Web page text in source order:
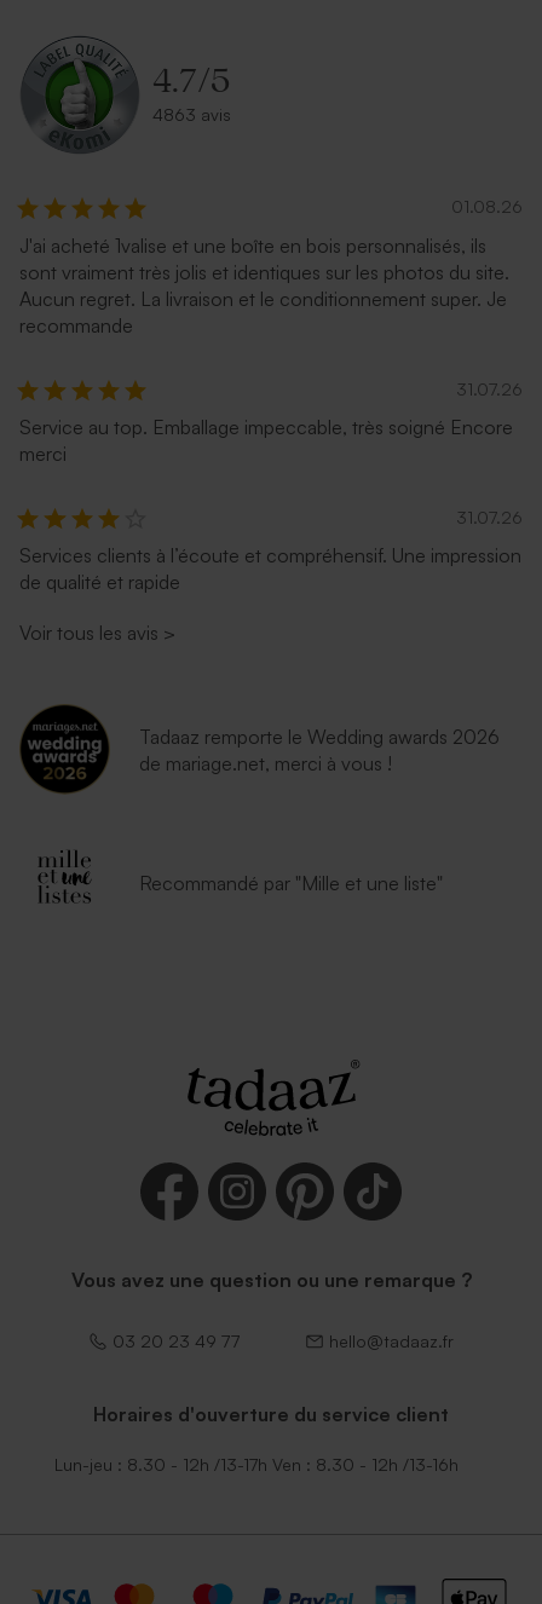
Belle enveloppe noire
Grande enveloppe papier
rectangulaire (14 x 12,5 cm)
Enveloppe vœux mouchetée
Enveloppe vœux eucalyptus Enveloppe voeux terracotta
4.7/5
4863 avis
01.08.26
J'ai acheté 1valise et une boîte en bois personnalisés, ils
sont vraiment très jolis et identiques sur les photos du site.
Aucun regret. La livraison et le conditionnement super. Je
recommande
31.07.26
Service au top. Emballage impeccable, très soigné Encore
merci
31.07.26
Services clients à l’écoute et compréhensif. Une impression
de qualité et rapide
Voir tous les avis >
Tadaaz remporte le Wedding awards 2026
de mariage.net, merci à vous !
Recommandé par "Mille et une liste"
Vous avez une question ou une remarque ?
03 20 23 49 77 hello@tadaaz.fr
Horaires d'ouverture du service client
Lun-jeu : 8.30 - 12h /13-17h Ven : 8.30 - 12h /13-16h